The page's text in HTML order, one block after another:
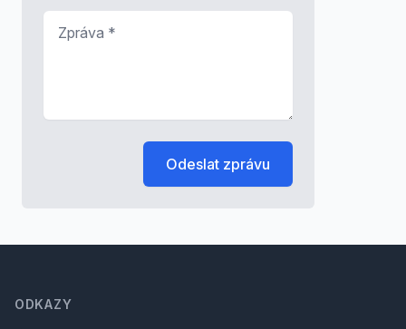
Odeslat zprávu
ODKAZY